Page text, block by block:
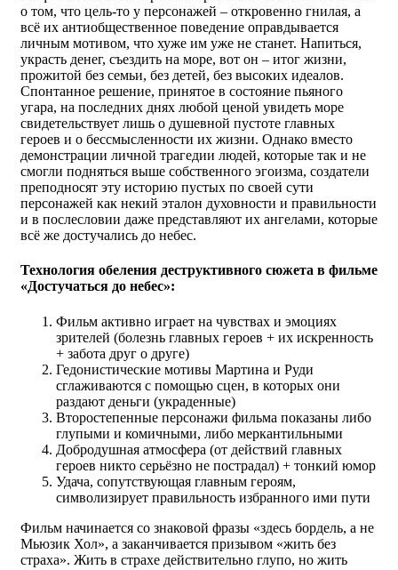
о том, что цель-то у персонажей – откровенно гнилая, а
всё их антиобщественное поведение оправдывается
личным мотивом, что хуже им уже не станет. Напиться,
украсть денег, съездить на море, вот он – итог жизни,
прожитой без семьи, без детей, без высоких идеалов.
Спонтанное решение, принятое в состояние пьяного
угара, на последних днях любой ценой увидеть море
свидетельствует лишь о душевной пустоте главных
героев и о бессмысленности их жизни. Однако вместо
демонстрации личной трагедии людей, которые так и не
смогли подняться выше собственного эгоизма, создатели
преподносят эту историю пустых по своей сути
персонажей как некий эталон духовности и правильности
и в послесловии даже представляют их ангелами, которые
всё же достучались до небес.
Технология обеления деструктивного сюжета в фильме
«Достучаться до небес»:
Фильм активно играет на чувствах и эмоциях
зрителей (болезнь главных героев + их искренность
+ забота друг о друге)
Гедонистические мотивы Мартина и Руди
сглаживаются с помощью сцен, в которых они
раздают деньги (украденные)
Второстепенные персонажи фильма показаны либо
глупыми и комичными, либо меркантильными
Добродушная атмосфера (от действий главных
героев никто серьёзно не пострадал) + тонкий юмор
Удача, сопутствующая главным героям,
символизирует правильность избранного ими пути
Фильм начинается со знаковой фразы «здесь бордель, а не
Мьюзик Хол», а заканчивается призывом «жить без
страха». Жить в страхе действительно глупо, но жить